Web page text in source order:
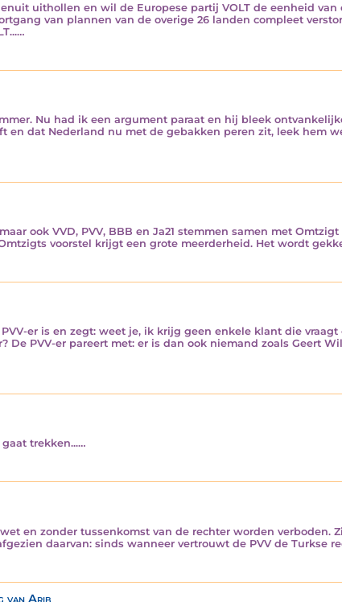
uithollen en wil de Europese partij VOLT de eenheid van
van plannen van de overige 26 landen compleet
Nu had ik een argument paraat en hij bleek
en dat Nederland nu met de gebakken peren zit, leek hem
ook VVD, PVV, BBB en Ja21 stemmen samen met
voorstel krijgt een grote meerderheid. Het wordt
er is en zegt: weet je, ik krijg geen enkele klant die
De PVV-er pareert met: er is dan ook niemand zoals Geert
trekken...…
en zonder tussenkomst van de rechter worden verboden.
daarvan: sinds wanneer vertrouwt de PVV de Turkse
van Arib